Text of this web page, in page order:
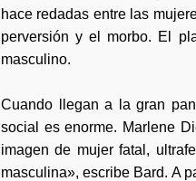
hace redadas entre las
perversión y el morbo. El
masculino.
Cuando llegan a la gran
social es enorme. Marlene
imagen de mujer fatal,
masculina», escribe Bard. A